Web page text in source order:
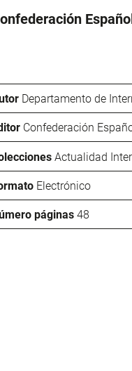
Departamento de
Confederación
Actualidad
Electrónico
páginas 48